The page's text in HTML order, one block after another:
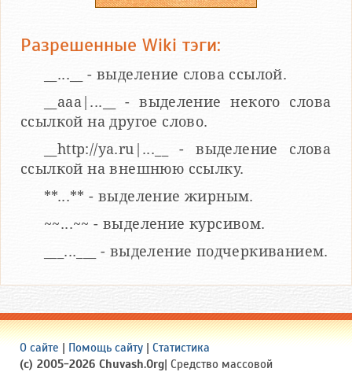
Разрешенные Wiki тэги:
__...__ - выделение слова ссылой.
__aaa|...__ - выделение некого слова
ссылкой на другое слово.
__http://ya.ru|...__ - выделение слова
ссылкой на внешнюю ссылку.
**...** - выделение жирным.
~~...~~ - выделение курсивом.
___...___ - выделение подчеркиванием.
О сайте | Помощь сайту | Статистика
(c) 2005-2026 Chuvash.Org| Средство массовой